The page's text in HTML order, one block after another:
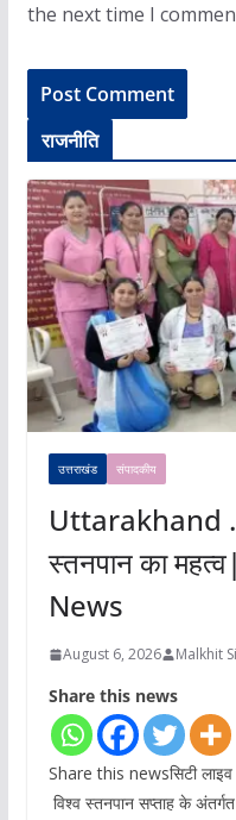
the next time I
राजनीति
उत्तराखंड संपादकीय
Uttarakhand
स्तनपान का
News
August 6, 2026 Malkhit
Share this news
Share this newsसिटी लाइव
विश्व स्तनपान सप्ताह के